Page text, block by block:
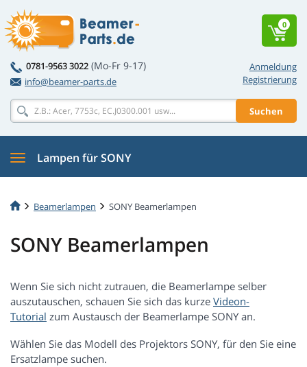
Anmeldung
Registrierung
0781-9563 3022 (Mo-Fr 9-17)
info@beamer-parts.de
Suchen
0
Lampen für SONY
Beamerlampen SONY Beamerlampen
SONY Beamerlampen
Wenn Sie sich nicht zutrauen, die Beamerlampe selber
auszutauschen, schauen Sie sich das kurze Videon-
Tutorial zum Austausch der Beamerlampe SONY an.
Wählen Sie das Modell des Projektors SONY, für den Sie eine
Ersatzlampe suchen.